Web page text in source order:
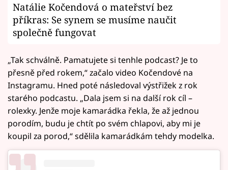
Natálie Kočendová o mateřství bez
příkras: Se synem se musíme naučit
společně fungovat
„Tak schválně. Pamatujete si tenhle podcast? Je to
přesně před rokem,“ začalo video Kočendové na
Instagramu. Hned poté následoval výstřižek z rok
starého podcastu. „Dala jsem si na další rok cíl –
rolexky. Jenže moje kamarádka řekla, že až jednou
porodím, budu je chtít po svém chlapovi, aby mi je
koupil za porod,“ sdělila kamarádkám tehdy modelka.